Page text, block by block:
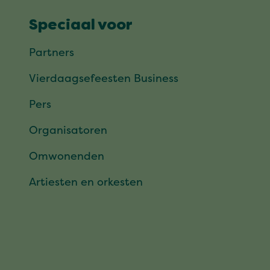
Speciaal voor
Partners
Vierdaagsefeesten Business
Pers
Organisatoren
Omwonenden
Artiesten en orkesten